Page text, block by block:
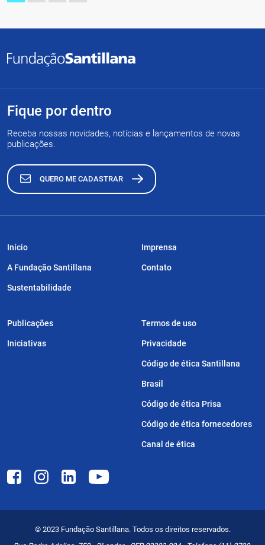
Fique por dentro
Receba nossas novidades, notícias e lançamentos de novas
publicações.
QUERO ME CADASTRAR
Início
A Fundação Santillana
Sustentabilidade
Publicações
Iniciativas
Imprensa
Contato
Termos de uso
Privacidade
Código de ética Santillana
Brasil
Código de ética Prisa
Código de ética fornecedores
Canal de ética
© 2023 Fundação Santillana. Todos os direitos reservados.